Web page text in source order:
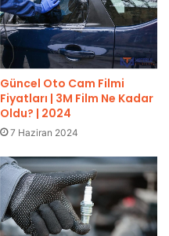
Güncel Oto Cam Filmi
Fiyatları | 3M Film Ne Kadar
Oldu? | 2024
7 Haziran 2024